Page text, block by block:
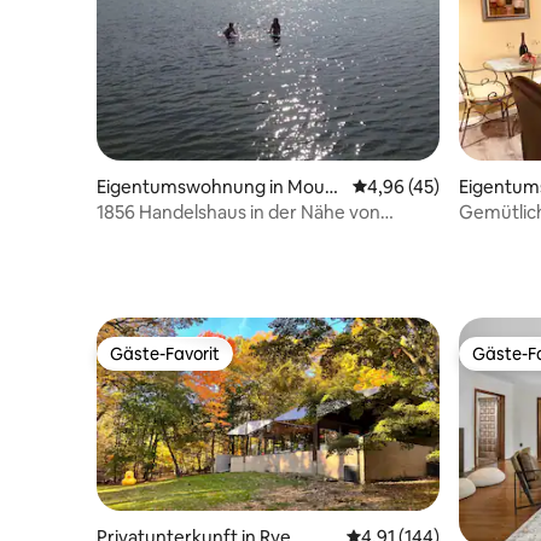
Eigentumswohnung in Mount
Sinai
Durchschnittliche
4,96 (45)
1856 Handelshaus in der Nähe von
ord
Gäste-Favorit
Gäste-Favorit Gäste-
Gäste-